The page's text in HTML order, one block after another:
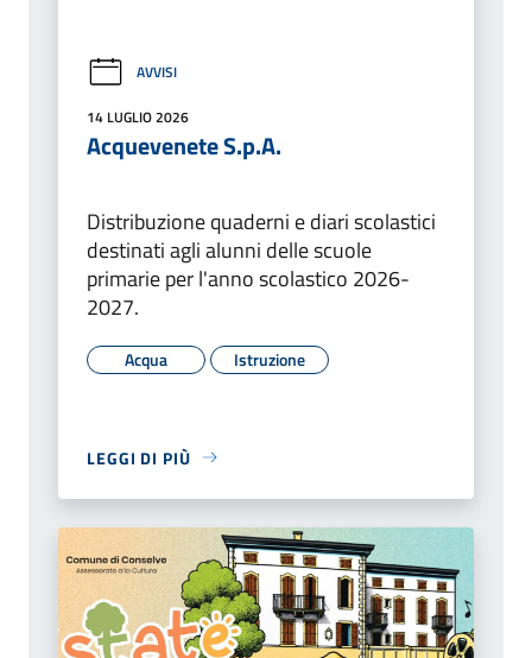
AVVISI
14 LUGLIO 2026
Acquevenete S.p.A.
Distribuzione quaderni e diari scolastici
destinati agli alunni delle scuole
primarie per l'anno scolastico 2026-
2027.
Acqua Istruzione
LEGGI DI PIÙ